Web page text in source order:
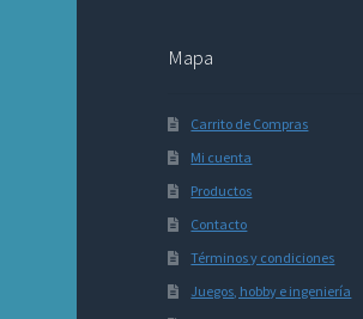
Mapa
Carrito de Compras
Mi cuenta
Productos
Contacto
Términos y condiciones
Juegos, hobby e ingeniería